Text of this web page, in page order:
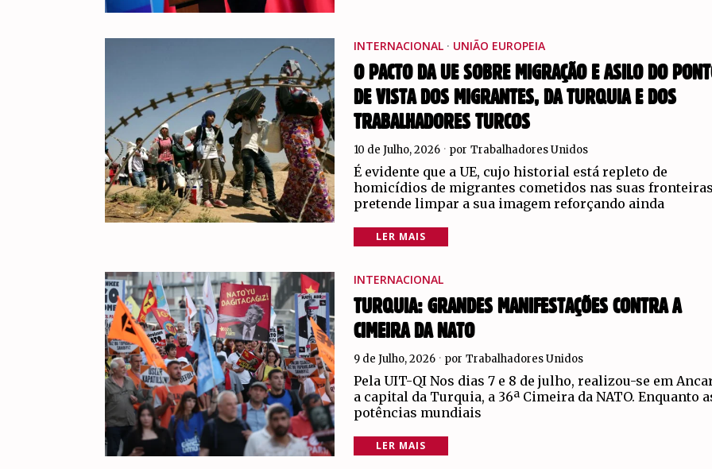
INTERNACIONAL · UNIÃO EUROPEIA
O PACTO DA UE SOBRE MIGRAÇÃO E ASILO DO
DE VISTA DOS MIGRANTES, DA TURQUIA E DOS
TRABALHADORES TURCOS
10 de Julho, 2026 por Trabalhadores Unidos
É evidente que a UE, cujo historial está repleto de
homicídios de migrantes cometidos nas suas
pretende limpar a sua imagem reforçando ainda
LER MAIS
INTERNACIONAL
TURQUIA: GRANDES MANIFESTAÇÕES CONTRA A
CIMEIRA DA NATO
9 de Julho, 2026 por Trabalhadores Unidos
Pela UIT-QI Nos dias 7 e 8 de julho, realizou-se em
a capital da Turquia, a 36ª Cimeira da NATO. Enquanto
potências mundiais
LER MAIS